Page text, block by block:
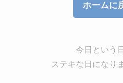
ホームに
今日という
ステキな日になり